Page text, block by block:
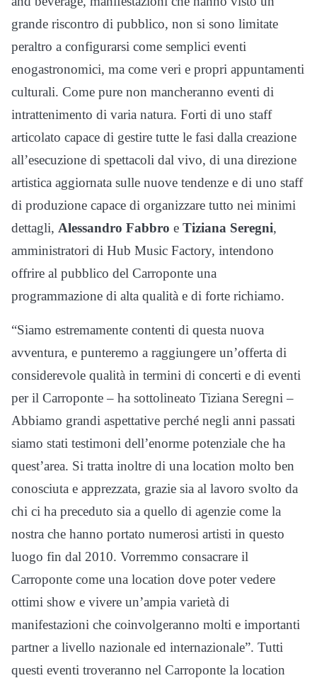
grande riscontro di pubblico, non si sono limitate
peraltro a configurarsi come semplici eventi
enogastronomici, ma come veri e propri appuntamenti
culturali. Come pure non mancheranno eventi di
intrattenimento di varia natura. Forti di uno staff
articolato capace di gestire tutte le fasi dalla creazione
all’esecuzione di spettacoli dal vivo, di una direzione
artistica aggiornata sulle nuove tendenze e di uno staff
di produzione capace di organizzare tutto nei minimi
dettagli, Alessandro Fabbro e Tiziana Seregni,
amministratori di Hub Music Factory, intendono
offrire al pubblico del Carroponte una
programmazione di alta qualità e di forte richiamo.
“Siamo estremamente contenti di questa nuova
avventura, e punteremo a raggiungere un’offerta di
considerevole qualità in termini di concerti e di eventi
per il Carroponte – ha sottolineato Tiziana Seregni –
Abbiamo grandi aspettative perché negli anni passati
siamo stati testimoni dell’enorme potenziale che ha
quest’area. Si tratta inoltre di una location molto ben
conosciuta e apprezzata, grazie sia al lavoro svolto da
chi ci ha preceduto sia a quello di agenzie come la
nostra che hanno portato numerosi artisti in questo
luogo fin dal 2010. Vorremmo consacrare il
Carroponte come una location dove poter vedere
ottimi show e vivere un’ampia varietà di
manifestazioni che coinvolgeranno molti e importanti
partner a livello nazionale ed internazionale”. Tutti
questi eventi troveranno nel Carroponte la location